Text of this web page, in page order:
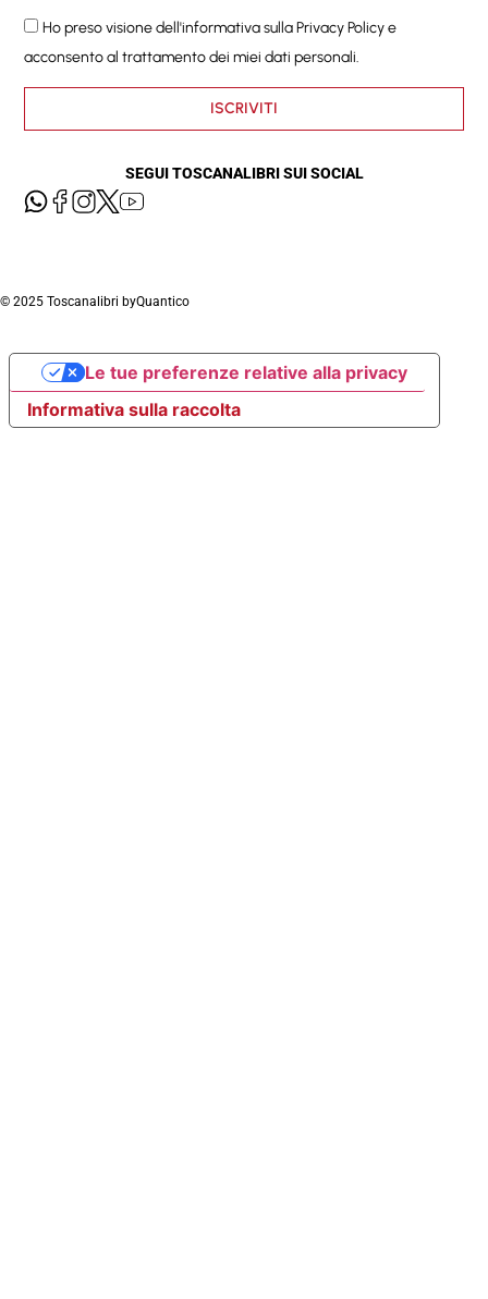
Ho preso visione dell'informativa sullaPrivacy Policye
acconsento al trattamento dei miei dati personali.
ISCRIVITI
SEGUI TOSCANALIBRI SUI SOCIAL
© 2025 Toscanalibri byQuantico
Informativa sulla raccolta
Le tue preferenze relative alla privacy